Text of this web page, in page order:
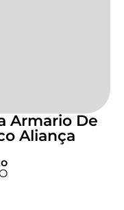
Armario De
Aliança